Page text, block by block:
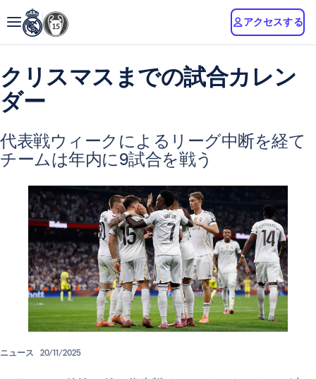
アクセスする
クリスマスまでの試合カレン
ダー
代表戦ウィークによるリーグ中断を経て
チームは年内に9試合を戦う
ニュース 20/11/2025